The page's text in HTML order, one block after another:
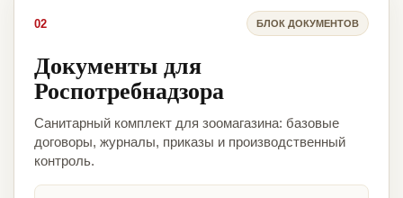
02 БЛОК ДОКУМЕНТОВ
Документы для
Роспотребнадзора
Санитарный комплект для зоомагазина: базовые
договоры, журналы, приказы и производственный
контроль.